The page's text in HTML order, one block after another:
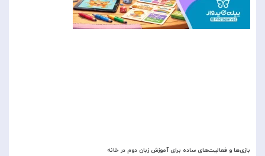
بازی‌ها و فعالیت‌های ساده برای آموزش زبان دوم در خانه